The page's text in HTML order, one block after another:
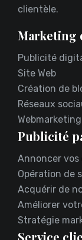
clientèle.
Marketing
Publicité
Site Web
Création de
Réseaux
Webmarketing
Publicité
Annoncer
Opération de
Acquérir de
Améliorer
Stratégie
Service